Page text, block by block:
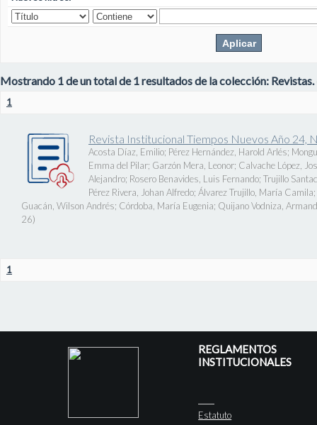
Mostrando 1 de un total de 1 resultados de la colección: Revistas.
1
Revista Institucional Tiempos Nuevos Año 24,
Acosta Díaz, Emilio; Pérez Hernández, Harold Arlés;
Emma del Pilar; Garzón Mera, Leonor; Calvache López,
Alejandro; Rosero Benavides, Luis Fernando; Trujillo
Pérez Rivera, Johan Alfredo; Álvarez Trujillo, María Camila;
Guacán, Wilson Andrés; Córdoba, María Eugenia; Quijano Vodniza,
26)
1
REGLAMENTOS
INSTITUCIONALES
Estatuto